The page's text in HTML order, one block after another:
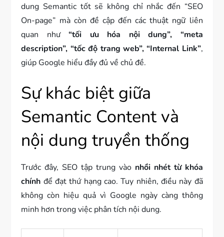
dung Semantic tốt sẽ không chỉ nhắc đến “SEO
On-page” mà còn đề cập đến các thuật ngữ liên
quan như“tối ưu hóa nội dung”, “meta
description”, “tốc độ trang web”, “Internal Link”,
giúp Google hiểu đầy đủ về chủ đề.
Sự khác biệt giữa
Semantic Content và
nội dung truyền thống
Trước đây, SEO tập trung vào nhồi nhét từ khóa
chính để đạt thứ hạng cao. Tuy nhiên, điều này đã
không còn hiệu quả vì Google ngày càng thông
minh hơn trong việc phân tích nội dung.